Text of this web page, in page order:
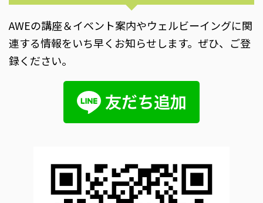
AWEの講座＆イベント案内やウェルビーイングに関
連する情報をいち早くお知らせします。ぜひ、ご登
録ください。